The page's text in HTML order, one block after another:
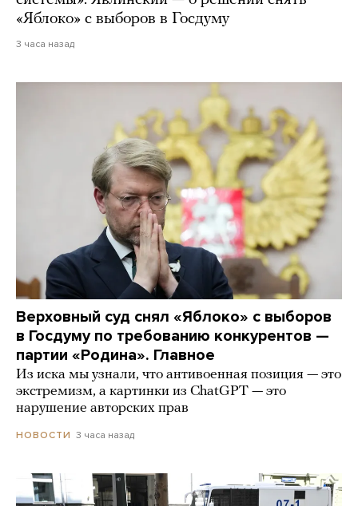
«Яблоко» с выборов в Госдуму
3 часа назад
Верховный суд снял «Яблоко» с выборов
в Госдуму по требованию конкурентов —
партии «Родина». Главное
Из иска мы узнали, что антивоенная позиция — это
экстремизм, а картинки из СhatGPT — это
нарушение авторских прав
НОВОСТИ 3 часа назад